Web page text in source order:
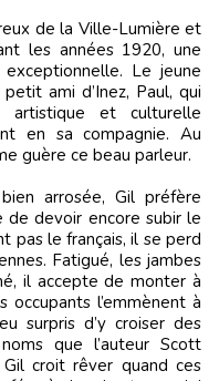
de la Ville-Lumière et
les années 1920, une
Le jeune
ami d’Inez, Paul, qui
artistique et culturelle
en sa compagnie. Au
guère ce beau parleur.
arrosée, Gil préfère
de devoir encore subir le
pas le français, il se perd
Fatigué, les jambes
il accepte de monter à
l’emmènent à
surpris d’y croiser des
que l’auteur Scott
croit rêver quand ces